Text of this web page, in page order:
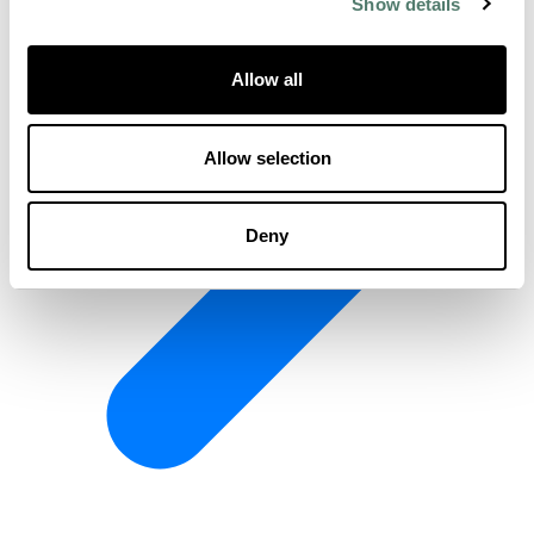
Allow all
Allow selection
Deny